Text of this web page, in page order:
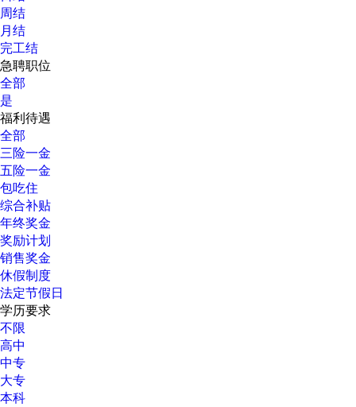
周结
月结
完工结
急聘职位
全部
是
福利待遇
全部
三险一金
五险一金
包吃住
综合补贴
年终奖金
奖励计划
销售奖金
休假制度
法定节假日
学历要求
不限
高中
中专
大专
本科